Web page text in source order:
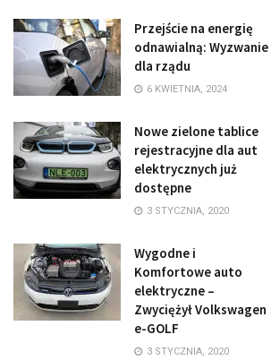
Przejście na energię
odnawialną: Wyzwanie
dla rządu
6 KWIETNIA, 2024
Nowe zielone tablice
rejestracyjne dla aut
elektrycznych już
dostępne
3 STYCZNIA, 2020
Wygodne i
Komfortowe auto
elektryczne –
Zwyciężył Volkswagen
e-GOLF
3 STYCZNIA, 2020